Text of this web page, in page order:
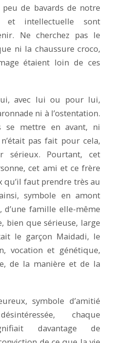
de bavards de notre
et intellectuelle sont
Ne cherchez pas le
ni la chaussure croco,
étaient loin de ces
avec lui ou pour lui,
ni à l’ostentation.
se mettre en avant, ni
pas fait pour cela,
sérieux. Pourtant, cet
cet ami et ce frère
qu’il faut prendre très au
symbole en amont
d’une famille elle-même
bien que sérieuse, large
le garçon Maidadi, le
vocation et génétique,
de la manière et de la
symbole d’amitié
chaque
davantage de